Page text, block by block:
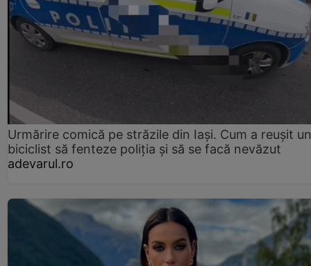
Urmărire comică pe străzile din Iași. Cum a reușit un
biciclist să fenteze poliția și să se facă nevăzut
adevarul.ro